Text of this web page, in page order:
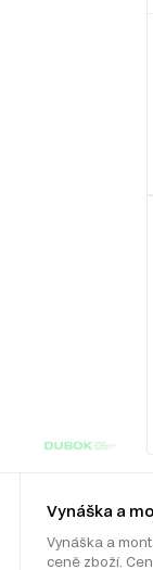
Vynáška a
Vynáška a
ceně zboží.